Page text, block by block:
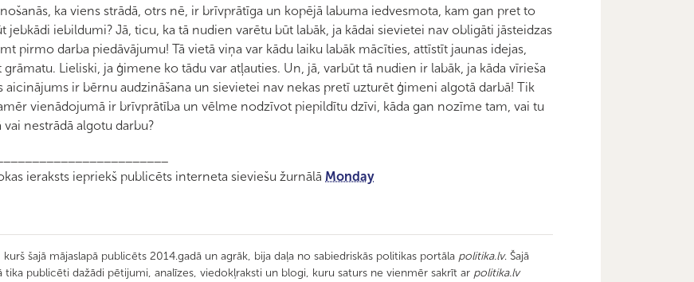
ka viens strādā, otrs nē, ir brīvprātīga un kopējā labuma iedvesmota, kam gan pret to
jebkādi iebildumi? Jā, ticu, ka tā nudien varētu būt labāk, ja kādai sievietei nav obligāti jāsteidzas
pirmo darba piedāvājumu! Tā vietā viņa var kādu laiku labāk mācīties, attīstīt jaunas idejas,
grāmatu. Lieliski, ja ģimene ko tādu var atļauties. Un, jā, varbūt tā nudien ir labāk, ja kāda vīrieša
aicinājums ir bērnu audzināšana un sievietei nav nekas pretī uzturēt ģimeni algotā darbā! Tik
vienādojumā ir brīvprātība un vēlme nodzīvot piepildītu dzīvi, kāda gan nozīme tam, vai tu
vai nestrādā algotu darbu?
ieraksts iepriekš publicēts interneta sieviešu žurnālā Monday
kurš šajā mājaslapā publicēts 2014.gadā un agrāk, bija daļa no sabiedriskās politikas portāla politika.lv. Šajā
tika publicēti dažādi pētijumi, analīzes, viedokļraksti un blogi, kuru saturs ne vienmēr sakrīt ar politika.lv